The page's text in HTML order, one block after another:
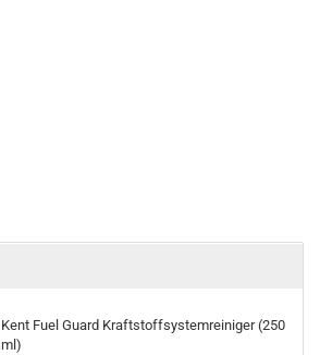
Kent Fuel Guard Kraft­stoff­sys­tem­rei­ni­ger (250
ml)